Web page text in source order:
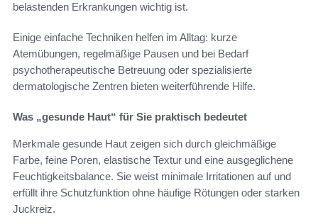
belastenden Erkrankungen wichtig ist.
Einige einfache Techniken helfen im Alltag: kurze
Atemübungen, regelmäßige Pausen und bei Bedarf
psychotherapeutische Betreuung oder spezialisierte
dermatologische Zentren bieten weiterführende Hilfe.
Was „gesunde Haut“ für Sie praktisch bedeutet
Merkmale gesunde Haut zeigen sich durch gleichmäßige
Farbe, feine Poren, elastische Textur und eine ausgeglichene
Feuchtigkeitsbalance. Sie weist minimale Irritationen auf und
erfüllt ihre Schutzfunktion ohne häufige Rötungen oder starken
Juckreiz.